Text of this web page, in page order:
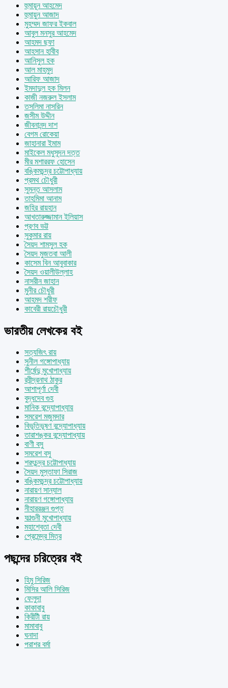
হুমায়ূন আহমেদ
হুমায়ুন আজাদ
মুহম্মদ জাফর ইকবাল
আবুল মনসুর আহমেদ
আহমদ ছফা
আহসান হাবীব
আনিসুল হক
আল মাহমুদ
আরিফ আজাদ
ইমদাদুল হক মিলন
কাজী নজরুল ইসলাম
তসলিমা নাসরিন
জসীম উদ্দীন
জীবনানন্দ দাশ
বেগম রোকেয়া
জাহানারা ইমাম
মাইকেল মধুসূদন দত্ত
মীর মশাররফ হোসেন
বঙ্কিমচন্দ্র চট্টোপাধ্যায়
প্রমথ চৌধুরী
সুমন্ত আসলাম
তাহমিমা আনাম
জহির রায়হান
আখতারুজ্জামান ইলিয়াস
প্রণব ভট্ট
সুকুমার রায়
সৈয়দ শামসুল হক
সৈয়দ মুজতবা আলী
কাসেম বিন আবুবাকার
সৈয়দ ওয়ালীউল্লাহ
নাসরীন জাহান
মুনীর চৌধুরী
আহমদ শরীফ
কাবেরী রায়চৌধুরী
ভারতীয় লেখকের বই
সত্যজিৎ রায়
সুনীল গঙ্গোপাধ্যায়
শীর্ষেন্দু মুখোপাধ্যায়
রবীন্দ্রনাথ ঠাকুর
আশাপূর্ণা দেবী
বুদ্ধদেব গুহ
মানিক বন্দ্যোপাধ্যায়
সমরেশ মজুমদার
বিভূতিভূষণ বন্দ্যোপাধ্যায়
তারাশঙ্কর বন্দ্যোপাধ্যায়
বাণী বসু
সমরেশ বসু
শরৎচন্দ্র চট্টোপাধ্যায়
সৈয়দ মুস্তাফা সিরাজ
বঙ্কিমচন্দ্র চট্টোপাধ্যায়
নারায়ণ সান্যাল
নারায়ণ গঙ্গোপাধ্যায়
নীহাররঞ্জন গুপ্ত
ফাল্গুনী মুখোপাধ্যায়
মহাশ্বেতা দেবী
প্রেমেন্দ্র মিত্র
পছন্দের চরিত্রের বই
হিমু সিরিজ
মিসির আলি সিরিজ
ফেলুদা
কাকাবাবু
কিরীটী রায়
মামাবাবু
ঘনাদা
পরাশর বর্মা